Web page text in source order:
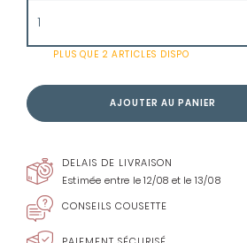
PLUS QUE 2 ARTICLES DISPO
AJOUTER AU PANIER
DELAIS DE LIVRAISON
Estimée entre le 12/08 et le 13/08
CONSEILS COUSETTE